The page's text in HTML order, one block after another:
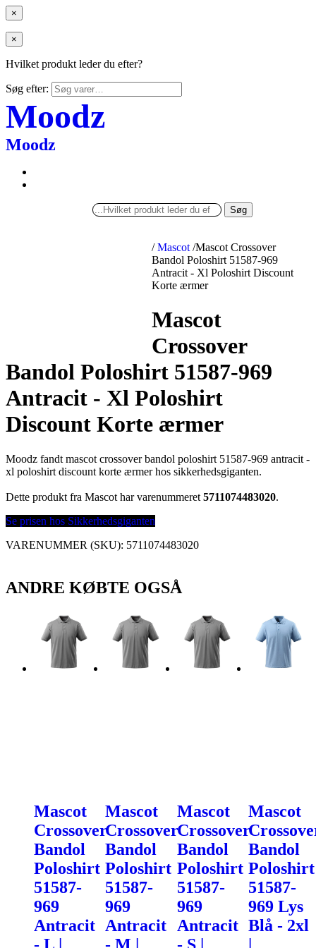
×
×
Hvilket produkt leder du efter?
Søg efter:
Moodz
Moodz
Søg
/ Mascot /Mascot Crossover
Bandol Poloshirt 51587-969
Antracit - Xl Poloshirt Discount
Korte ærmer
Mascot
Crossover
Bandol Poloshirt 51587-969
Antracit - Xl Poloshirt
Discount Korte ærmer
Moodz fandt mascot crossover bandol poloshirt 51587-969 antracit -
xl poloshirt discount korte ærmer hos sikkerhedsgiganten.
Dette produkt fra Mascot har varenummeret 5711074483020.
Se prisen hos Sikkerhedsgiganten
VARENUMMER (SKU): 5711074483020
ANDRE KØBTE OGSÅ
Mascot
Crossover
Bandol
Poloshirt
51587-
969
Antracit
- L |
Mascot
Crossover
Bandol
Poloshirt
51587-
969
Antracit
- M |
Mascot
Crossover
Bandol
Poloshirt
51587-
969
Antracit
- S |
Mascot
Bandol
Poloshirt
51587-
969 Lys
Blå - 2xl
|